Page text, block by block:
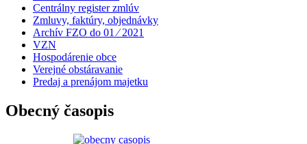
Centrálny register zmlúv
Zmluvy, faktúry, objednávky
Archív FZO do 01 ⁄ 2021
VZN
Hospodárenie obce
Verejné obstáravanie
Predaj a prenájom majetku
Obecný časopis